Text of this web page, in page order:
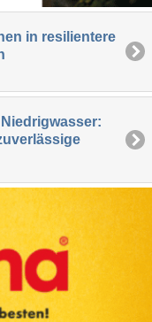
in resilientere